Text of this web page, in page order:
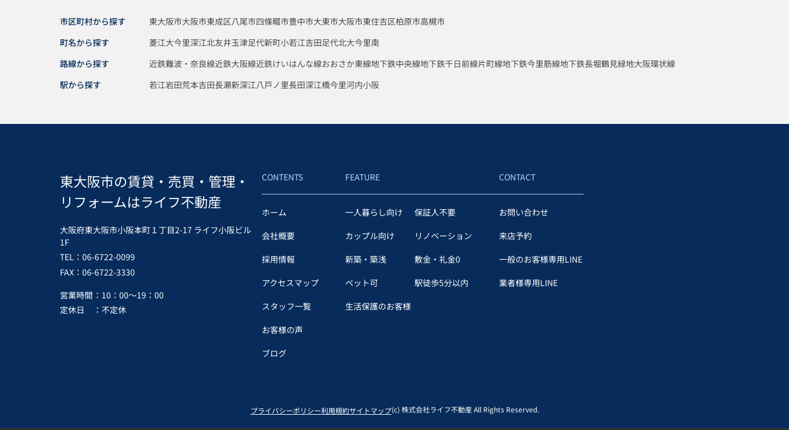
市区町村から探す 東大阪市大阪市東成区八尾市四條畷市豊中市大東市大阪市東住吉区柏原市高槻市
町名から探す
菱江大今里深江北友井玉津足代新町小若江吉田足代北大今里南
路線から探す
近鉄難波・奈良線近鉄大阪線近鉄けいはんな線おおさか東線地下鉄中央線地下鉄千日前線片町線地下鉄今里筋線地下鉄長堀鶴見緑地大阪環状線
駅から探す
若江岩田荒本吉田長瀬新深江八戸ノ里長田深江橋今里河内小阪
東大阪市の賃貸・売買・管理・
リフォームはライフ不動産
大阪府東大阪市小阪本町１丁目2-17 ライフ小阪ビル
1F
TEL：06-6722-0099
FAX：06-6722-3330
営業時間 ：10：00～19：00
定休日
：不定休
CONTENTS
ホーム
会社概要
採用情報
アクセスマップ
スタッフ一覧
お客様の声
ブログ
FEATURE
一人暮らし向け
保証人不要
カップル向け
リノベーション
新築・築浅
敷金・礼金0
ペット可
駅徒歩5分以内
生活保護のお客様
CONTACT
お問い合わせ
来店予約
一般のお客様専用LINE
業者様専用LINE
プライバシーポリシー利用規約サイトマップ(c) 株式会社ライフ不動産 All Rights Reserved.